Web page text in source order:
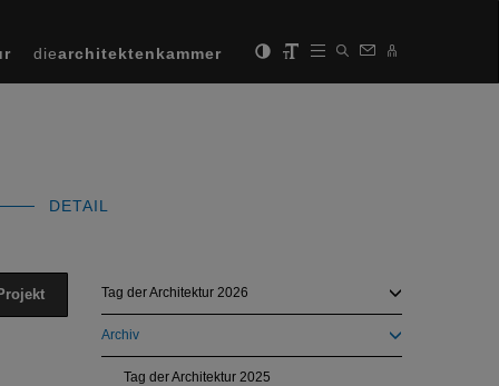
diearchitektenkammer
DETAIL
Tag der Architektur 2026
Archiv
Tag der Architektur 2025